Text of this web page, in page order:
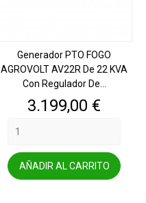
Generador PTO FOGO
AGROVOLT AV22R De 22 KVA
Con Regulador De...
Precio
3.199,00 €
AÑADIR AL CARRITO